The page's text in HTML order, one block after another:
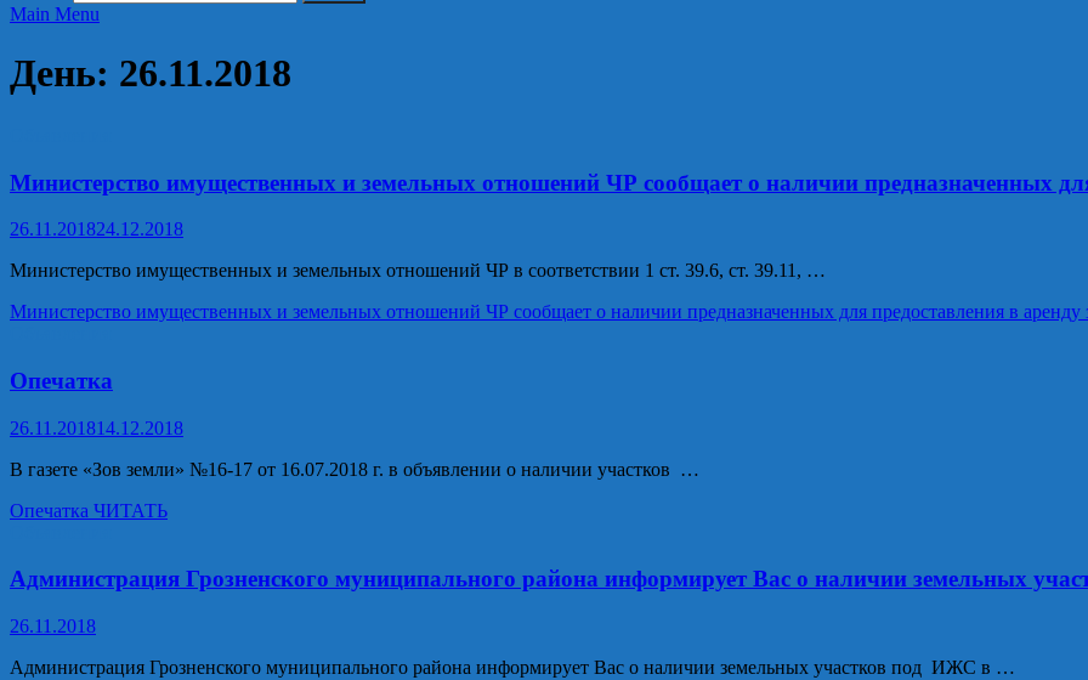
Main Menu
День: 26.11.2018
Министерство имущественных и земельных отношений ЧР сообщает о наличии предназначенных
26.11.201824.12.2018
Министерство имущественных и земельных отношений ЧР в соответствии 1 ст. 39.6, ст. 39.11, …
Министерство имущественных и земельных отношений ЧР сообщает о наличии предназначенных для предоставления в аренду
Опечатка
26.11.201814.12.2018
В газете «Зов земли» №16-17 от 16.07.2018 г. в объявлении о наличии участков …
Опечатка ЧИТАТЬ
Администрация Грозненского муниципального района информирует Вас о наличии земельных
26.11.2018
Администрация Грозненского муниципального района информирует Вас о наличии земельных участков под ИЖС в …